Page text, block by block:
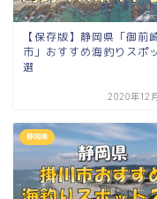
【保存版】静岡県「御前
市」おすすめ海釣りスポ
選
2020年12
静岡県